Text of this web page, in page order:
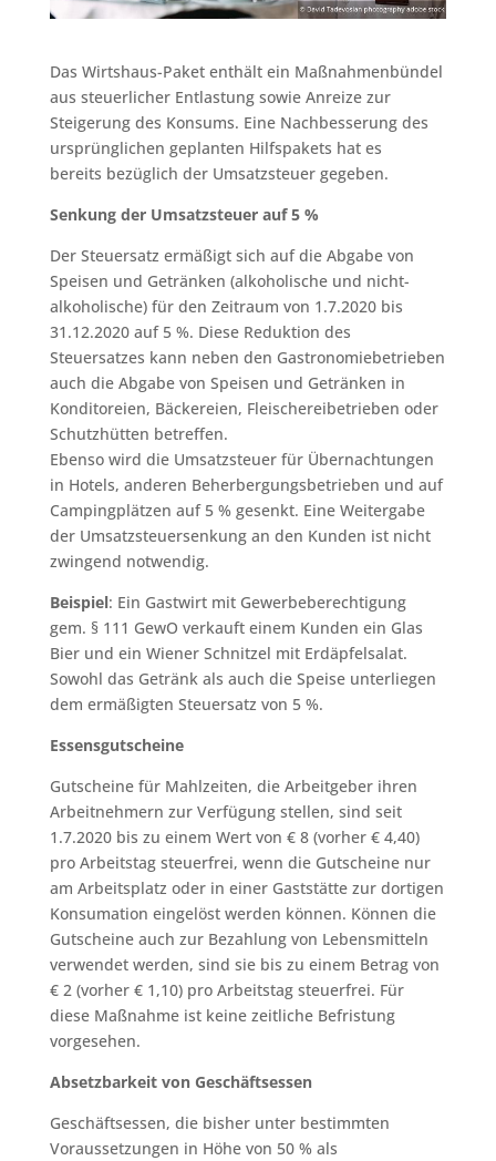
Das Wirtshaus-Paket enthält ein Maßnahmenbündel
aus steuerlicher Entlastung sowie Anreize zur
Steigerung des Konsums. Eine Nachbesserung des
ursprünglichen geplanten Hilfspakets hat es
bereits bezüglich der Umsatzsteuer gegeben.
Senkung der Umsatzsteuer auf 5 %
Der Steuersatz ermäßigt sich auf die Abgabe von
Speisen und Getränken (alkoholische und nicht-
alkoholische) für den Zeitraum von 1.7.2020 bis
31.12.2020 auf 5 %. Diese Reduktion des
Steuersatzes kann neben den Gastronomiebetrieben
auch die Abgabe von Speisen und Getränken in
Konditoreien, Bäckereien, Fleischereibetrieben oder
Schutzhütten betreffen.
Ebenso wird die Umsatzsteuer für Übernachtungen
in Hotels, anderen Beherbergungsbetrieben und auf
Campingplätzen auf 5 % gesenkt. Eine Weitergabe
der Umsatzsteuersenkung an den Kunden ist nicht
zwingend notwendig.
Beispiel: Ein Gastwirt mit Gewerbeberechtigung
gem. § 111 GewO verkauft einem Kunden ein Glas
Bier und ein Wiener Schnitzel mit Erdäpfelsalat.
Sowohl das Getränk als auch die Speise unterliegen
dem ermäßigten Steuersatz von 5 %.
Essensgutscheine
Gutscheine für Mahlzeiten, die Arbeitgeber ihren
Arbeitnehmern zur Verfügung stellen, sind seit
1.7.2020 bis zu einem Wert von € 8 (vorher € 4,40)
pro Arbeitstag steuerfrei, wenn die Gutscheine nur
am Arbeitsplatz oder in einer Gaststätte zur dortigen
Konsumation eingelöst werden können. Können die
Gutscheine auch zur Bezahlung von Lebensmitteln
verwendet werden, sind sie bis zu einem Betrag von
€ 2 (vorher € 1,10) pro Arbeitstag steuerfrei. Für
diese Maßnahme ist keine zeitliche Befristung
vorgesehen.
Absetzbarkeit von Geschäftsessen
Geschäftsessen, die bisher unter bestimmten
Voraussetzungen in Höhe von 50 % als